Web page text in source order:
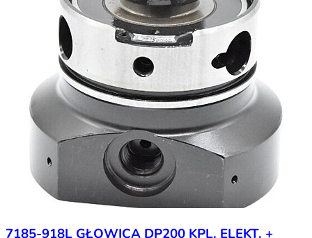
7185-918L GŁOWICA DP200 KPL. ELEKT. +